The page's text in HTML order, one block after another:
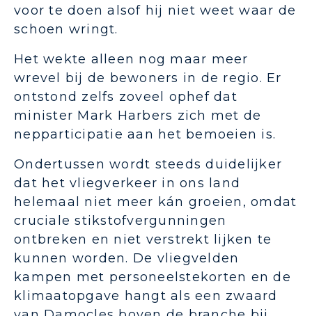
voor te doen alsof hij niet weet waar de
schoen wringt.
Het wekte alleen nog maar meer
wrevel bij de bewoners in de regio. Er
ontstond zelfs zoveel ophef dat
minister Mark Harbers zich met de
nepparticipatie aan het bemoeien is.
Ondertussen wordt steeds duidelijker
dat het vliegverkeer in ons land
helemaal niet meer kán groeien, omdat
cruciale stikstofvergunningen
ontbreken en niet verstrekt lijken te
kunnen worden. De vliegvelden
kampen met personeelstekorten en de
klimaatopgave hangt als een zwaard